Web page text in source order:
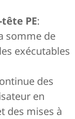
PE:
somme de
exécutables
des
en
des mises à